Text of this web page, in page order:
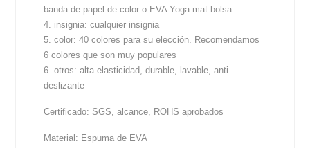
banda de papel de color o EVA Yoga mat bolsa.
4. insignia: cualquier insignia
5. color: 40 colores para su elección. Recomendamos
6 colores que son muy populares
6. otros: alta elasticidad, durable, lavable, anti
deslizante
Certificado: SGS, alcance, ROHS aprobados
Material: Espuma de EVA